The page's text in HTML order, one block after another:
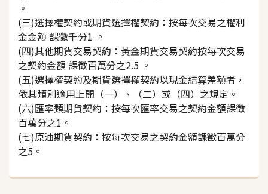
。
(三)選擇權契約或期貨選擇權契約：按每次交易之權利
金金額 課徵千分1 。
(四)其他期貨交易契約：黃金期貨交易契約按每次交易
之契約金額 課徵百萬分之2.5 。
(五)選擇權契約及期貨選擇權契約以現金結算差額者，
依其類別適用上開（一）、（二）或（四）之規定。
(六)匯率類期貨契約：按每次匯率交易之契約金額課徵
百萬分之1。
(七)原油期貨契約：按每次交易之契約金額課徵百萬分
之5。